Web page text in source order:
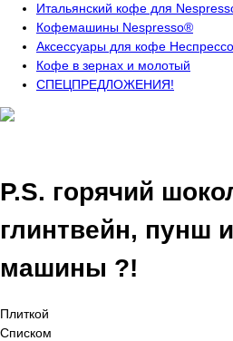
Итальянский кофе для
Кофемашины Nespresso®
Аксессуары для кофе Неспрессо
Кофе в зернах и молотый
СПЕЦПРЕДЛОЖЕНИЯ!
P.S. горячий
глинтвейн, пунш
машины ?!
Плиткой
Списком